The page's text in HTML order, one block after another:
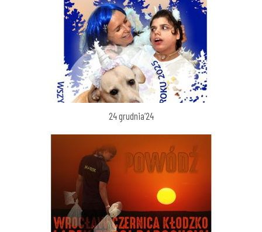
24 grudnia’24